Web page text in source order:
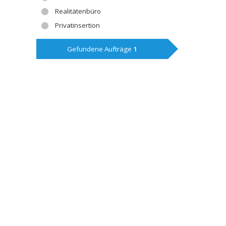
Realitätenbüro
Privatinsertion
Gefundene Aufträge 1